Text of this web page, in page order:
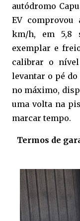
autódromo
EV comprovou
km/h, em 5,8
exemplar e
calibrar o nível
levantar o pé do
no máximo,
uma volta na
marcar tempo.
Termos de